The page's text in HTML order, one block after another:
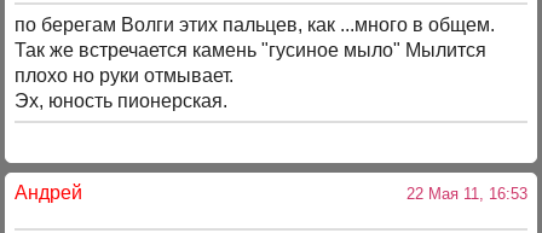
по берегам Волги этих пальцев, как ...много в общем.
Так же встречается камень "гусиное мыло" Мылится
плохо но руки отмывает.
Эх, юность пионерская.
Андрей 22 Мая 11, 16:53